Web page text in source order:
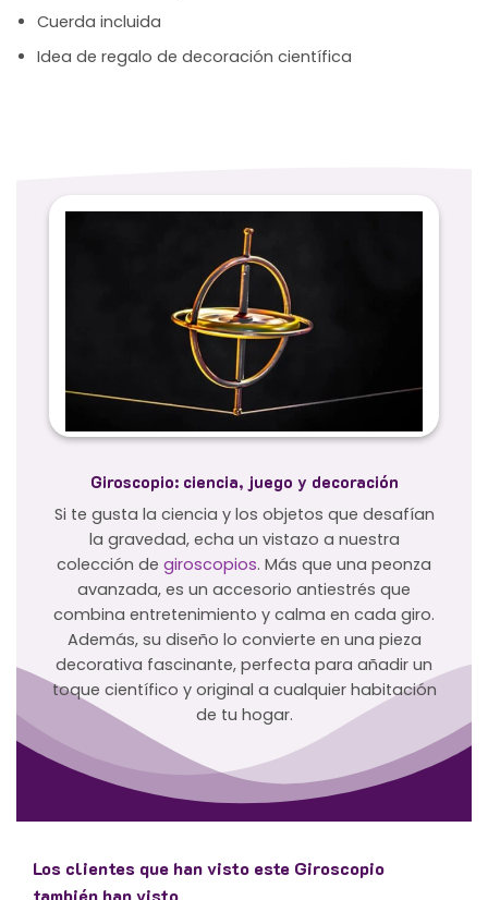
Cuerda incluida
Idea de regalo de decoración científica
Giroscopio: ciencia, juego y decoración
Si te gusta la ciencia y los objetos que desafían
la gravedad, echa un vistazo a nuestra
colección de giroscopios. Más que una peonza
avanzada, es un accesorio antiestrés que
combina entretenimiento y calma en cada giro.
Además, su diseño lo convierte en una pieza
decorativa fascinante, perfecta para añadir un
toque científico y original a cualquier habitación
de tu hogar.
Los clientes que han visto este Giroscopio
también han visto